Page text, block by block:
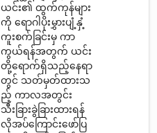
ယင်း၏ ထွက်ကုန်များ
ကို ရောဂါပိုးမွှားပျံ့နှံ့
ကူးစက်ခြင်းမှ ကာ
ကွယ်ရန်အတွက် ယင်း
တို့ရောက်ရှိသည့်နေရာ
တွင် သတ်မှတ်ထားသ
ည့် ကာလအတွင်း
သီးခြားခွဲခြားထားရန်
လိုအပ်ကြောင်းဖော်ပြ